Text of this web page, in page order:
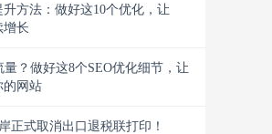
方法：做好这10个优化，让
增长
？做好这8个SEO优化细节，让
的网站
正式取消出口退税联打印！